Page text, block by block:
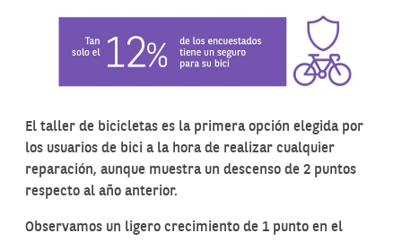
El taller de bicicletas es la primera opción elegida por
los usuarios de bici a la hora de realizar cualquier
reparación, aunque muestra un descenso de 2 puntos
respecto al año anterior.
Observamos un ligero crecimiento de 1 punto en el